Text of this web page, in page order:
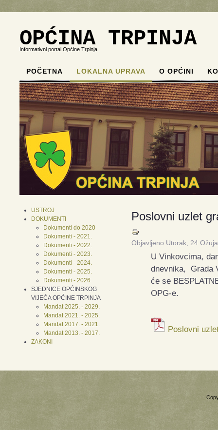
OPĆINA TRPINJA
Informativni portal Općine Trpinja
POČETNA LOKALNA UPRAVA O OPĆINI
. . . .
USTROJ
DOKUMENTI
Dokumenti do 2020
Dokumenti - 2021.
Dokumenti - 2022.
Dokumenti - 2023.
Dokumenti - 2024.
Dokumenti - 2025.
Dokumenti - 2026
SJEDNICE OPĆINSKOG
VIJEĆA OPĆINE TRPINJA
Mandat 2025. - 2029.
Mandat 2021. - 2025.
Mandat 2017. - 2021.
Mandat 2013. - 2017.
ZAKONI
Poslovni uzlet
Objavljeno Utorak, 24
U Vinkovcima,
dnevnika, Grada
će se
OPG-e.
Poslovni
Xvideos